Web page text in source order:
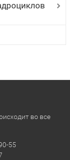
во все
55